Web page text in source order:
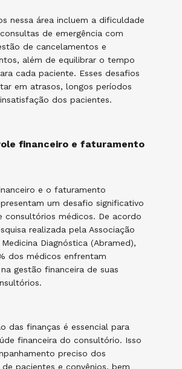
nessa área incluem a dificuldade
de emergência com
de cancelamentos e
além de equilibrar o tempo
cada paciente. Esses desafios
em atrasos, longos períodos
dos pacientes.
financeiro e faturamento
e o faturamento
um desafio significativo
consultórios médicos. De acordo
realizada pela Associação
Diagnóstica (Abramed),
dos médicos enfrentam
gestão financeira de suas
das finanças é essencial para
financeira do consultório. Isso
preciso dos
pacientes e convênios, bem